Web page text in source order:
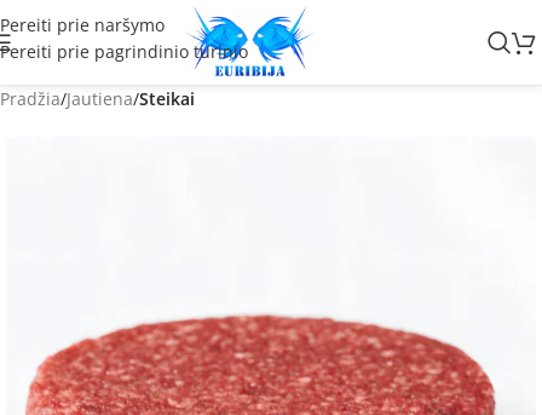
Pereiti prie naršymo
Pereiti prie pagrindinio turinio
Pradžia Jautiena Steikai